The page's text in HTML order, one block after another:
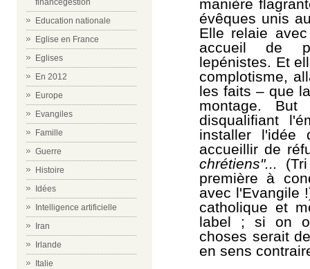
financegestion
Education nationale
Eglise en France
Eglises
En 2012
Europe
Evangiles
Famille
Guerre
Histoire
Idées
Intelligence artificielle
Iran
Irlande
Italie
manière
évêques unis
Elle relaie
accueil de
lepénistes. Et
complotisme,
les faits – que
montage.
disqualifiant
installer l'idée
accueillir de
chrétiens"...
première à
avec l'Evangile
catholique et
label ; si on
choses serait
en sens